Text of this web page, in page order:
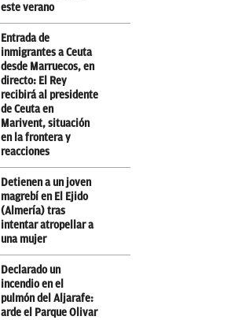
este verano
Entrada de
inmigrantes a Ceuta
desde Marruecos, en
directo: El Rey
recibirá al presidente
de Ceuta en
Marivent, situación
en la frontera y
reacciones
Detienen a un joven
magrebí en El Ejido
(Almería) tras
intentar atropellar a
una mujer
Declarado un
incendio en el
pulmón del Aljarafe:
arde el Parque Olivar